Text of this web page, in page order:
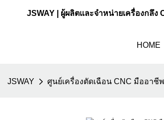
JSWAY | ผู้ผลิตและจำหน่ายเครื่องกลึง
HOME
JSWAY ศูนย์เครื่องตัดเฉือน CNC มืออา